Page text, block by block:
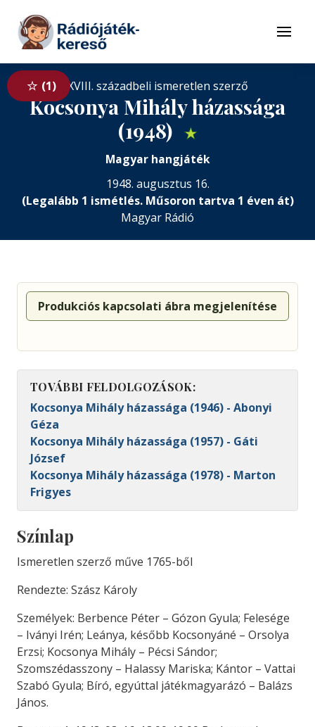
Tovább a tartalomhoz
Menü
1 XVIII. századbeli ismeretlen szerző
Kocsonya Mihály házassága
(1948)
★
Magyar hangjáték
1948. augusztus 16.
(Legalább 1 ismétlés. Műsoron tartva 1 éven át)
Magyar Rádió
Produkciós kapcsolati ábra megjelenítése
TOVÁBBI FELDOLGOZÁSOK:
Kocsonya Mihály házassága (1946) - Abonyi
Géza
Kocsonya Mihály házassága (1957) - Gáti
József
Kocsonya Mihály házassága (1978) - Marton
Frigyes
Színlap
Ismeretlen szerző műve 1765-ből
Rendezte: Szász Károly
Személyek: Berbence Péter – Gózon Gyula; Felesége
– Iványi Irén; Leánya, később Kocsonyáné – Orsolya
Erzsi; Kocsonya Mihály – Pécsi Sándor;
Szomszédasszony – Halassy Mariska; Kántor – Vattai
Szabó Gyula; Bíró, egyúttal játékmagyarázó – Balázs
János.